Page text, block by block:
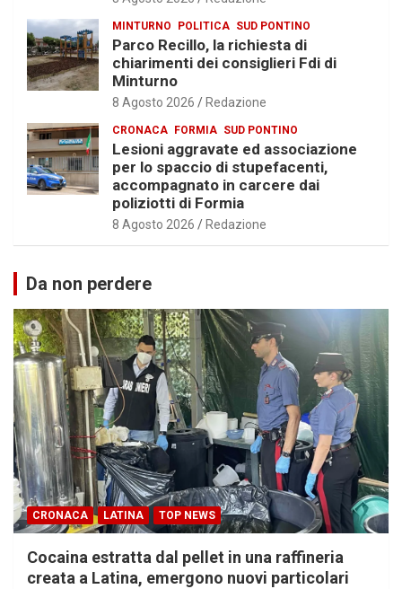
MINTURNO POLITICA SUD PONTINO
Parco Recillo, la richiesta di
chiarimenti dei consiglieri Fdi di
Minturno
8 Agosto 2026 Redazione
CRONACA FORMIA SUD PONTINO
Lesioni aggravate ed associazione
per lo spaccio di stupefacenti,
accompagnato in carcere dai
poliziotti di Formia
8 Agosto 2026 Redazione
Da non perdere
CRONACA LATINA TOP NEWS
Cocaina estratta dal pellet in una raffineria
creata a Latina, emergono nuovi particolari